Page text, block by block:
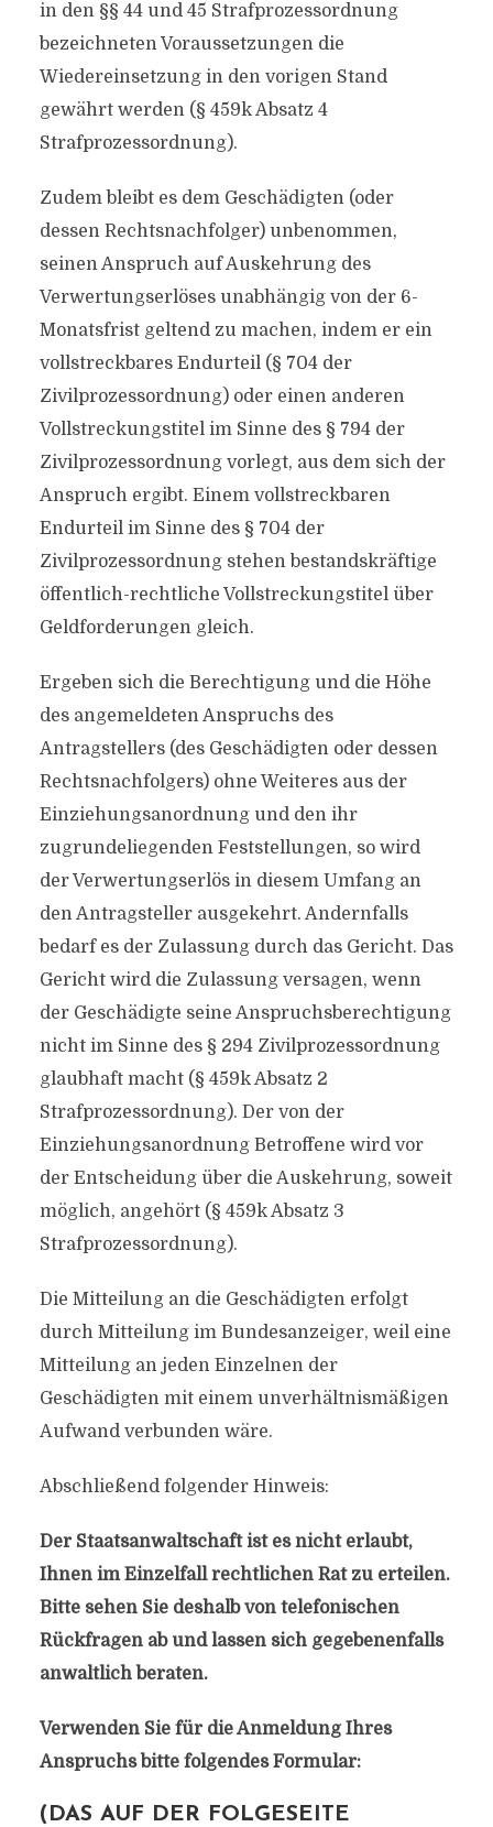
in den §§ 44 und 45 Strafprozessordnung
bezeichneten Voraussetzungen die
Wiedereinsetzung in den vorigen Stand
gewährt werden (§ 459k Absatz 4
Strafprozessordnung).
Zudem bleibt es dem Geschädigten (oder
dessen Rechtsnachfolger) unbenommen,
seinen Anspruch auf Auskehrung des
Verwertungserlöses unabhängig von der 6-
Monatsfrist geltend zu machen, indem er ein
vollstreckbares Endurteil (§ 704 der
Zivilprozessordnung) oder einen anderen
Vollstreckungstitel im Sinne des § 794 der
Zivilprozessordnung vorlegt, aus dem sich der
Anspruch ergibt. Einem vollstreckbaren
Endurteil im Sinne des § 704 der
Zivilprozessordnung stehen bestandskräftige
öffentlich-rechtliche Vollstreckungstitel über
Geldforderungen gleich.
Ergeben sich die Berechtigung und die Höhe
des angemeldeten Anspruchs des
Antragstellers (des Geschädigten oder dessen
Rechtsnachfolgers) ohne Weiteres aus der
Einziehungsanordnung und den ihr
zugrundeliegenden Feststellungen, so wird
der Verwertungserlös in diesem Umfang an
den Antragsteller ausgekehrt. Andernfalls
bedarf es der Zulassung durch das Gericht. Das
Gericht wird die Zulassung versagen, wenn
der Geschädigte seine Anspruchsberechtigung
nicht im Sinne des § 294 Zivilprozessordnung
glaubhaft macht (§ 459k Absatz 2
Strafprozessordnung). Der von der
Einziehungsanordnung Betroffene wird vor
der Entscheidung über die Auskehrung, soweit
möglich, angehört (§ 459k Absatz 3
Strafprozessordnung).
Die Mitteilung an die Geschädigten erfolgt
durch Mitteilung im Bundesanzeiger, weil eine
Mitteilung an jeden Einzelnen der
Geschädigten mit einem unverhältnismäßigen
Aufwand verbunden wäre.
Abschließend folgender Hinweis:
Der Staatsanwaltschaft ist es nicht erlaubt,
Ihnen im Einzelfall rechtlichen Rat zu erteilen.
Bitte sehen Sie deshalb von telefonischen
Rückfragen ab und lassen sich gegebenenfalls
anwaltlich beraten.
Verwenden Sie für die Anmeldung Ihres
Anspruchs bitte folgendes Formular:
(DAS AUF DER FOLGESEITE